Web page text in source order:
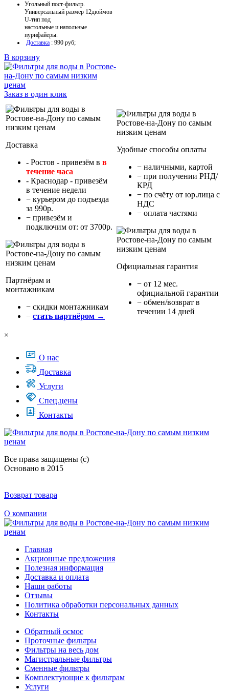
Угольный пост-фильтр.
Универсальный размер 12дюймов
U-тип под
настольные и напольные
пурифайеры.
Доставка : 990 руб;
В корзину
Заказ в один клик
Доставка
- Ростов - привезём в в
течение часа
- Краснодар - привезём
в течение недели
− курьером до подъезда
за 990р.
− привезём и
подключим от: от 3700р.
Партнёрам и
монтажникам
− cкидки монтажникам
− стать партнёром →
Удобные способы оплаты
− наличными, картой
− при получении РНД/
КРД
− по счёту от юр.лица с
НДС
− оплата частями
Официальная гарантия
− от 12 мес.
официальной гарантии
− обмен/возврат в
течении 14 дней
×
О нас
Доставка
Услуги
Спец.цены
Контакты
Все права защищены (с)
Основано в 2015
Возврат товара
О компании
Главная
Акционные предложения
Полезная информация
Доставка и оплата
Наши работы
Отзывы
Политика обработки персональных данных
Контакты
Обратный осмос
Проточные фильтры
Фильтры на весь дом
Магистральные фильтры
Сменные фильтры
Комплектующие к фильтрам
Услуги